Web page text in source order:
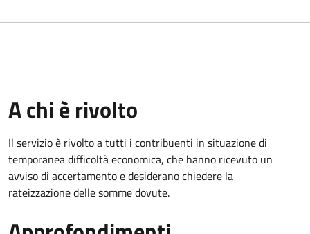
A chi è rivolto
Il servizio è rivolto a tutti i contribuenti in situazione di
temporanea difficoltà economica, che hanno ricevuto un
avviso di accertamento e desiderano chiedere la
rateizzazione delle somme dovute.